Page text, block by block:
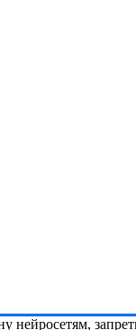
нейросетям,